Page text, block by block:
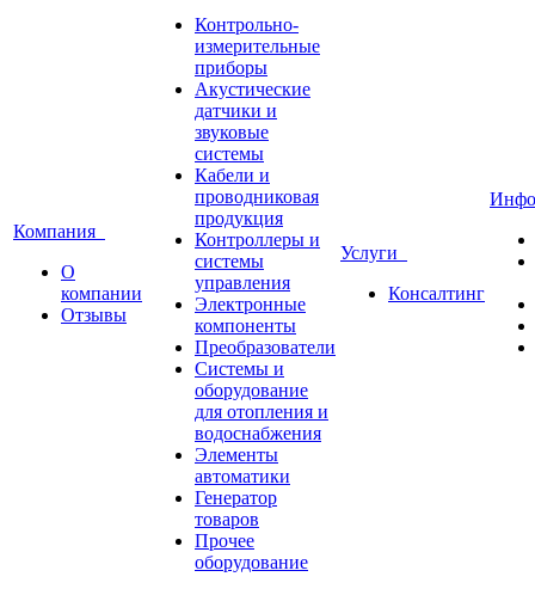
Компания
О
компании
Отзывы
Контрольно-
измерительные
приборы
Акустические
датчики и
звуковые
системы
Кабели и
проводниковая
продукция
Контроллеры и
системы
управления
Электронные
компоненты
Преобразователи
Системы и
оборудование
для отопления и
водоснабжения
Элементы
автоматики
Генератор
товаров
Прочее
оборудование
Услуги
Консалтинг